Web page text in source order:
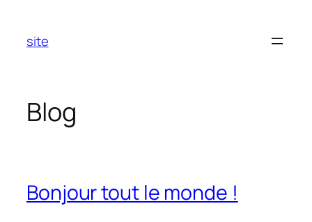
contenu
site
Blog
Bonjour tout le monde !